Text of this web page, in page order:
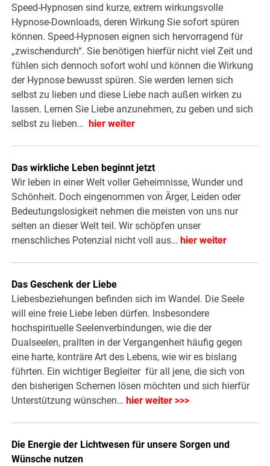
Speed-Hypnosen sind kurze, extrem wirkungsvolle
Hypnose-Downloads, deren Wirkung Sie sofort spüren
können. Speed-Hypnosen eignen sich hervorragend für
„zwischendurch“. Sie benötigen hierfür nicht viel Zeit und
fühlen sich dennoch sofort wohl und können die Wirkung
der Hypnose bewusst spüren. Sie werden lernen sich
selbst zu lieben und diese Liebe nach außen wirken zu
lassen. Lernen Sie Liebe anzunehmen, zu geben und sich
selbst zu lieben…
hier weiter
Das wirkliche Leben beginnt jetzt
Wir leben in einer Welt voller Geheimnisse, Wunder und
Schönheit. Doch eingenommen von Ärger, Leiden oder
Bedeutungslosigkeit nehmen die meisten von uns nur
selten an dieser Welt teil. Wir schöpfen unser
menschliches Potenzial nicht voll aus… hier weiter
Das Geschenk der Liebe
Liebesbeziehungen befinden sich im Wandel. Die Seele
will eine freie Liebe leben dürfen. Insbesondere
hochspirituelle Seelenverbindungen, wie die der
Dualseelen, prallten in der Vergangenheit häufig gegen
eine harte, konträre Art des Lebens, wie wir es bislang
führten. Ein wichtiger Begleiter für all jene, die sich von
den bisherigen Schemen lösen möchten und sich hierfür
Unterstützung wünschen… hier weiter >>>
Die Energie der Lichtwesen für unsere Sorgen und
Wünsche nutzen